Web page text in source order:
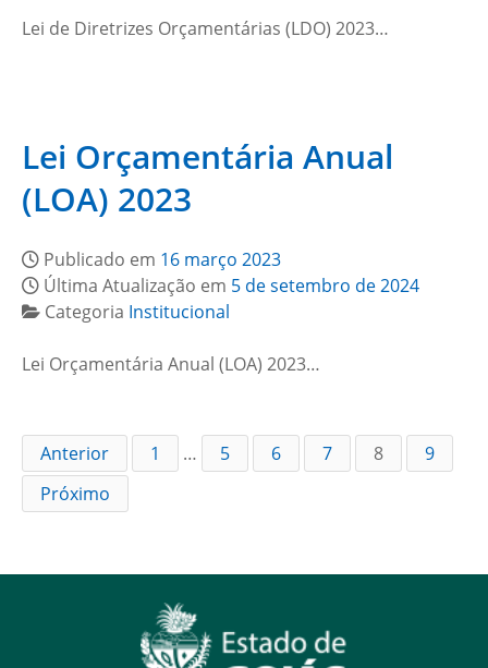
Lei de Diretrizes Orçamentárias (LDO) 2023…
Lei Orçamentária Anual
(LOA) 2023
Publicado em 16 março 2023
Última Atualização em 5 de setembro de 2024
Categoria Institucional
Lei Orçamentária Anual (LOA) 2023…
Anterior 1 … 5 6 7 8
9
Próximo